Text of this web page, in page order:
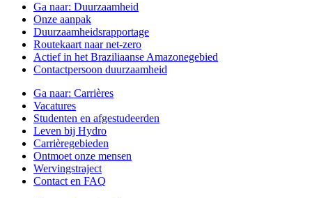
Ga naar: Duurzaamheid
Onze aanpak
Duurzaamheidsrapportage
Routekaart naar net-zero
Actief in het Braziliaanse Amazonegebied
Contactpersoon duurzaamheid
Ga naar: Carrières
Vacatures
Studenten en afgestudeerden
Leven bij Hydro
Carrièregebieden
Ontmoet onze mensen
Wervingstraject
Contact en FAQ